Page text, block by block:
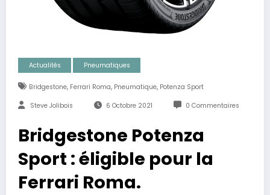
Actualités Pneumatiques
Bridgestone, Ferrari Roma, Pneumatique, Potenza Sport
Steve Jolibois 6 Octobre 2021 0 Commentaires
Bridgestone Potenza
Sport : éligible pour la
Ferrari Roma.